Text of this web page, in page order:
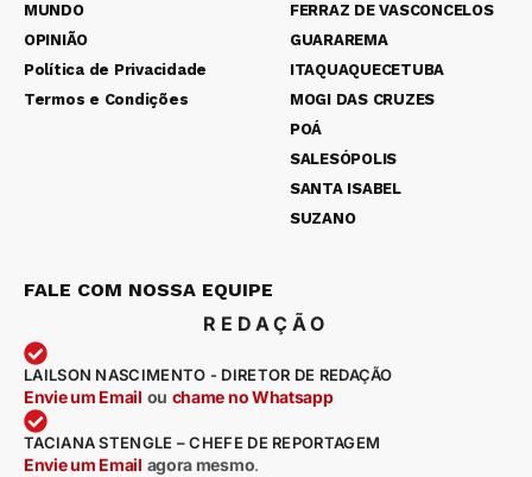
MUNDO
OPINIÃO
Política de Privacidade
Termos e Condições
FERRAZ DE VASCONCELOS
GUARAREMA
ITAQUAQUECETUBA
MOGI DAS CRUZES
POÁ
SALESÓPOLIS
SANTA ISABEL
SUZANO
FALE COM NOSSA EQUIPE
REDAÇÃO
LAILSON NASCIMENTO - DIRETOR DE REDAÇÃO
Envie um Email ou chame no Whatsapp
TACIANA STENGLE – CHEFE DE REPORTAGEM
Envie um Email agora mesmo.